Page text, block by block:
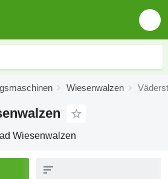
Wiesenwalzen
Wiesenwalzen